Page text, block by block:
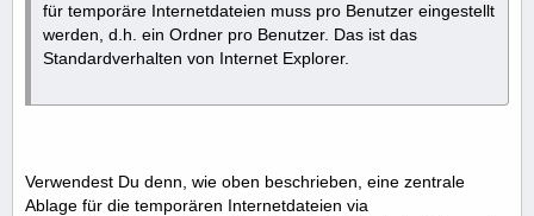
für temporäre Internetdateien muss pro Benutzer eingestellt
werden, d.h. ein Ordner pro Benutzer. Das ist das
Standardverhalten von Internet Explorer.
Verwendest Du denn, wie oben beschrieben, eine zentrale
Ablage für die temporären Internetdateien via